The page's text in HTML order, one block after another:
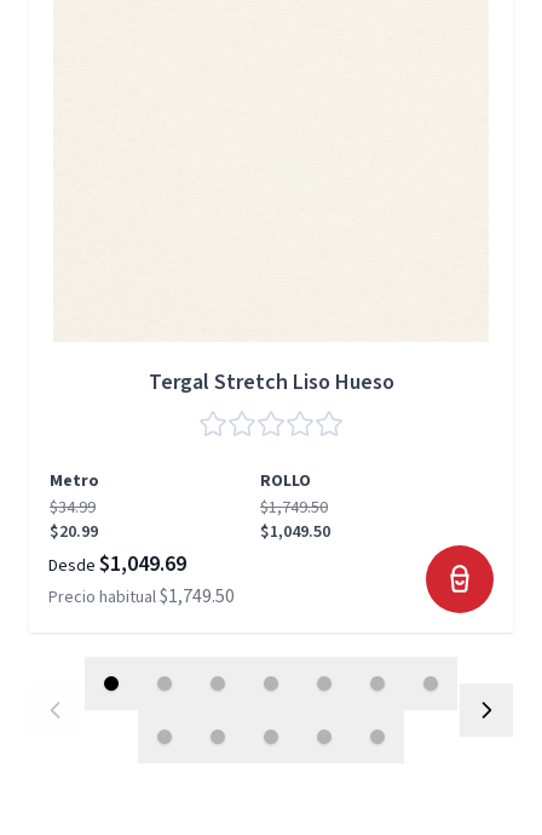
Tergal Stretch Liso Hueso
Metro
ROLLO
$34.99
$20.99
$1,749.50
$1,049.50
Desde $1,049.69
Precio habitual$1,749.50